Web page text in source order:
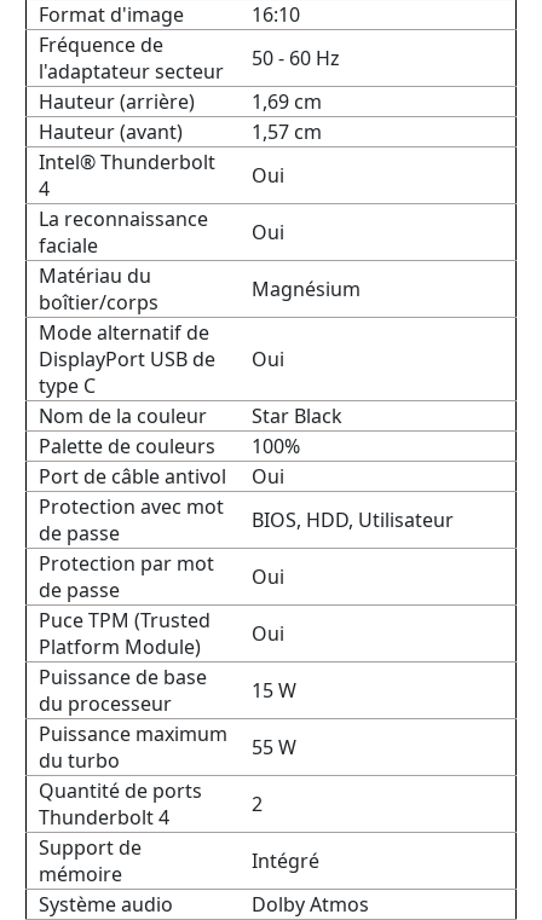
Format d'image
16:10
Fréquence de
l'adaptateur secteur
50 - 60 Hz
Hauteur (arrière)
1,69 cm
Hauteur (avant)
1,57 cm
Intel® Thunderbolt
4
Oui
La reconnaissance
faciale
Oui
Matériau du
boîtier/corps
Magnésium
Mode alternatif de
DisplayPort USB de
type C
Oui
Nom de la couleur
Star Black
Palette de couleurs
100%
Port de câble antivol
Oui
Protection avec mot
de passe
BIOS, HDD, Utilisateur
Protection par mot
de passe
Oui
Puce TPM (Trusted
Platform Module)
Oui
Puissance de base
du processeur
15 W
Puissance maximum
du turbo
55 W
Quantité de ports
Thunderbolt 4
2
Support de
mémoire
Intégré
Système audio
Dolby Atmos